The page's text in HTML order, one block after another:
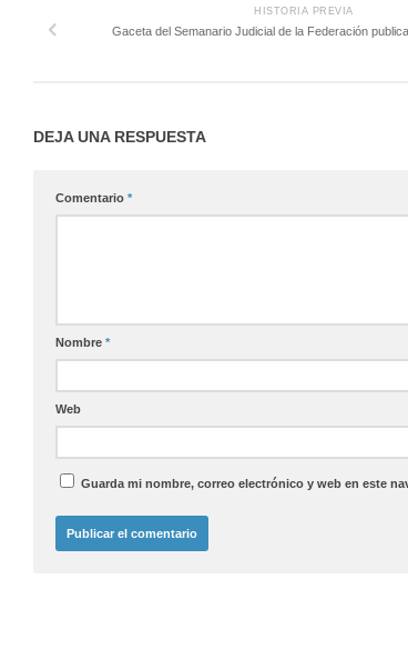
HISTORIA PREVIA
Gaceta del Semanario Judicial de la Federación
DEJA UNA RESPUESTA
Comentario *
Nombre *
Web
Guarda mi nombre, correo electrónico y web en este